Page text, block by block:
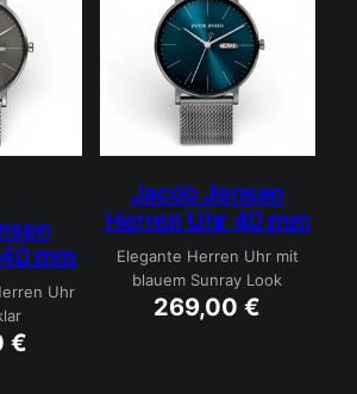
mm
Uhr
€
Jacob Jensen
Herren Uhr 40 mm
Elegante Herren Uhr mit
blauem Sunray Look
269,00€